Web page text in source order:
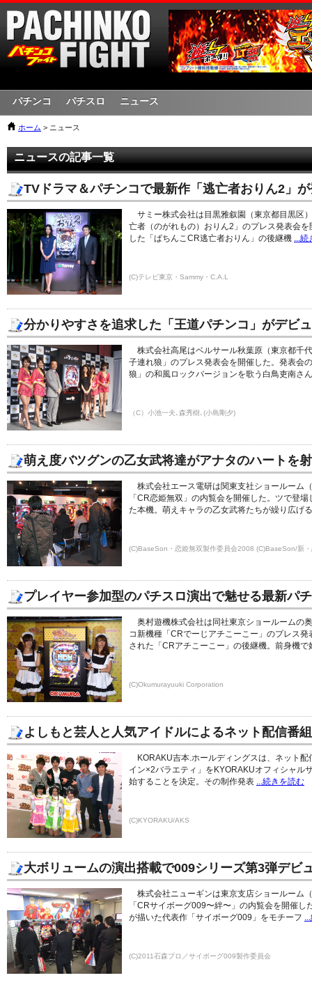
パチンコ パチスロ ニュース
ホーム > ニュース
ニュースの記事一覧
TVドラマ＆パチンコで最新作「逃亡者おりん2」
サミー株式会社は目黒雅叙園（東京都目黒区
亡者（のがれもの）おりん2」のプレス発表会
した「ぱちんこCR逃亡者おりん」の後継機 ...続
(C)テレビ東京・Sammy・C.A.L
分かりやすさを追求した「王道パチンコ」がデビ
株式会社高尾はベルサール秋葉原（東京都千
子連れ狼」のプレス発表会を開催した。発表会
狼」の和風ロックバージョンを歌う白鳥吏南さ
（C）小池一夫､森秀樹､(小島剛夕)
萌え度バツグンの乙女武将達がアナタのハートを
株式会社エース電研は関東支社ショールーム
「CR恋姫無双」の内覧会を開催した。ツで登
た本機。萌えキャラの乙女武将たちが繰り広げ
(C)BaseSon・恋姫無双製作委員会2008 (C)BaseSon/新
プレイヤー参加型のパチスロ演出で魅せる最新パ
奥村遊機株式会社は同社東京ショールームの
コ新機種「CRでーじアチこーこー」のプレス
された「CRアチこーこー」の後継機。前身機で
(C)Okumurayuuki Corporation
よしもと芸人と人気アイドルによるネット配信番
KORAKU吉本.ホールディングスは、ネット配
イン×2バラエティ」をKYORAKUオフィシャル
始することを決定。その制作発表 ...続きを読む
(C)KYORAKU/AKS
大ボリュームの演出搭載で009シリーズ第3弾デビ
株式会社ニューギンは東京支店ショールーム
「CRサイボーグ009〜絆〜」の内覧会を開催
が描いた代表作「サイボーグ009」をモチーフ
(C)2011石森プロ／サイボーグ009製作委員会